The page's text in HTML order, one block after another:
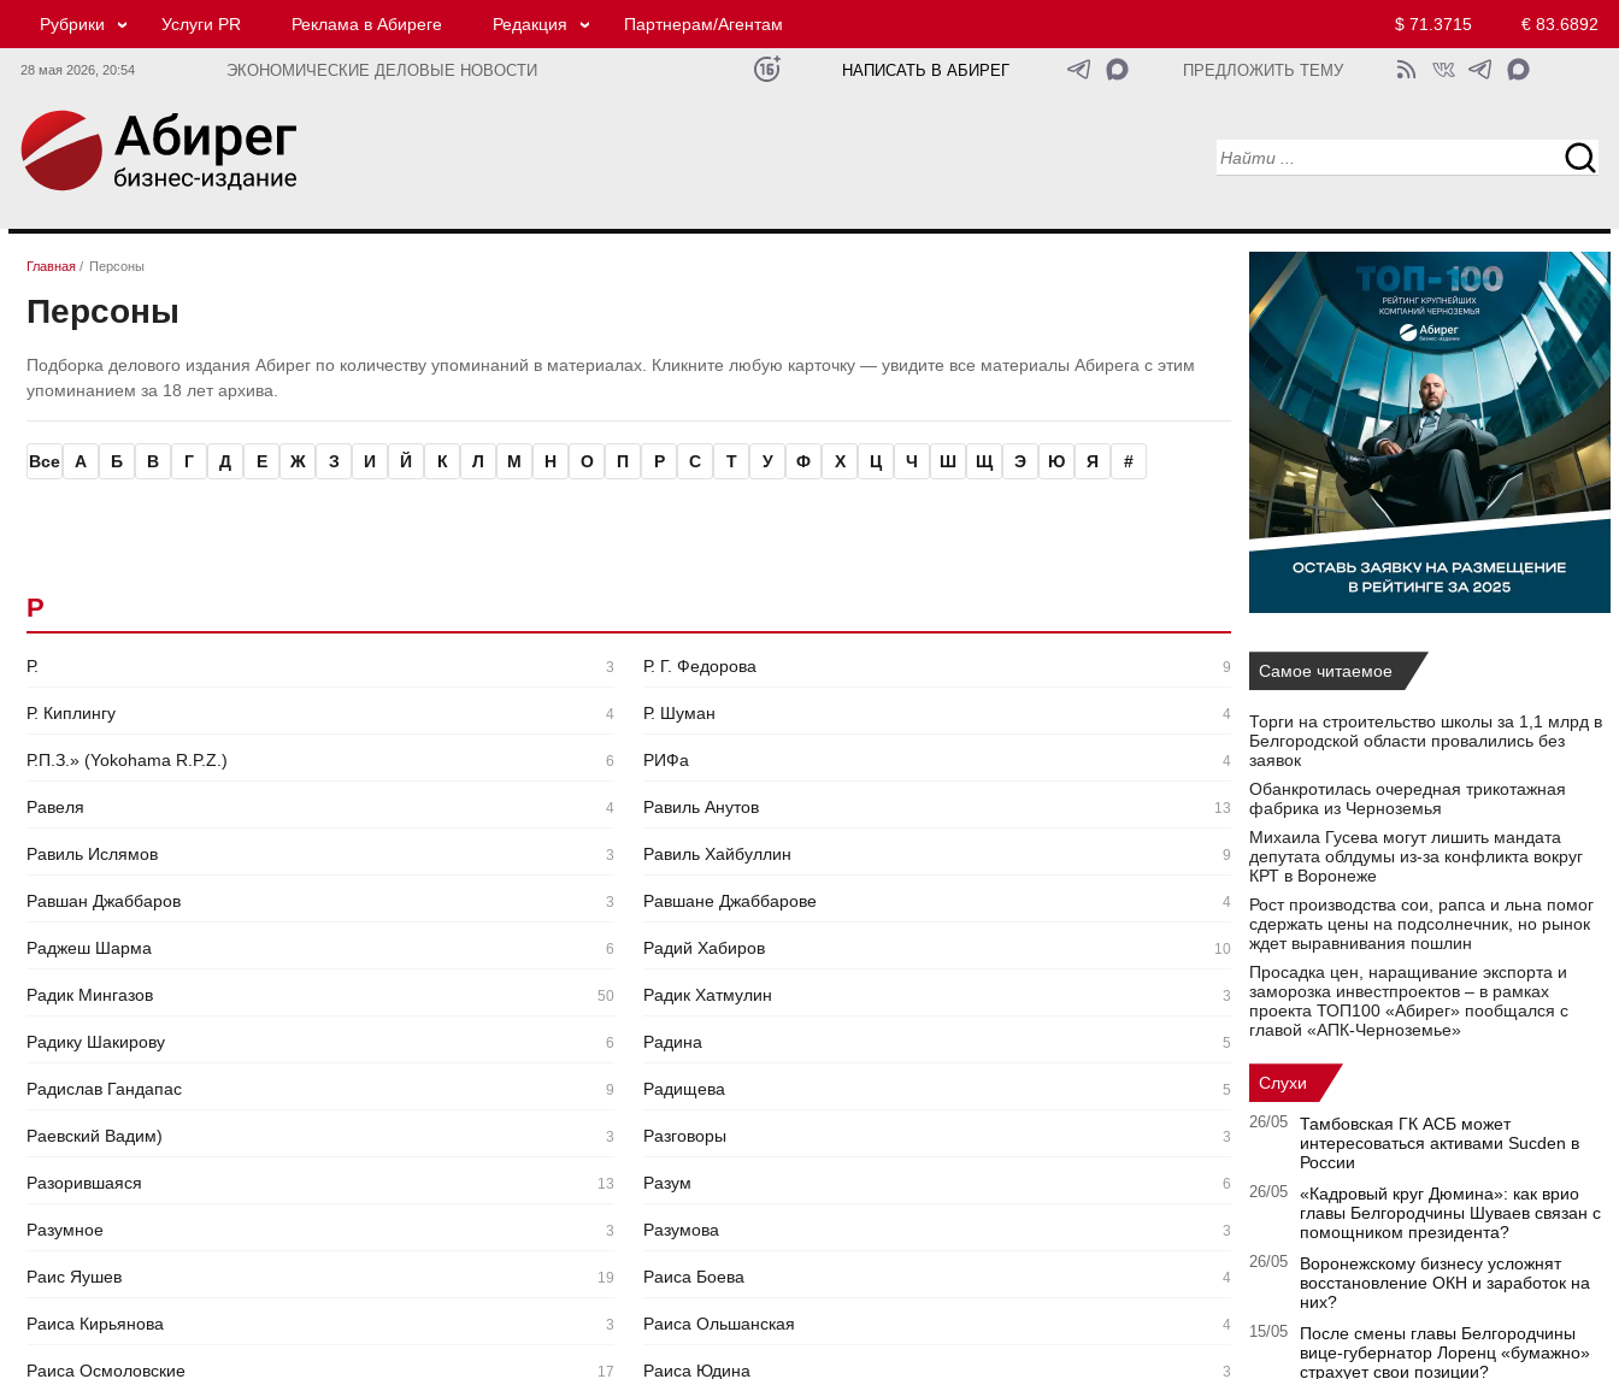
Рубрики Услуги PR Реклама в Абиреге Редакция Партнерам/Агентам $ 71.3715 € 83.6892
28 мая 2026, 20:54 ЭКОНОМИЧЕСКИЕ ДЕЛОВЫЕ НОВОСТИ НАПИСАТЬ В АБИРЕГ ПРЕДЛОЖИТЬ ТЕМУ
Главная / Персоны
Персоны
Подборка делового издания Абирег по количеству упоминаний в материалах. Кликните любую карточку — увидите все материалы Абирега с этим
упоминанием за 18 лет архива.
Все А Б В Г Д Е Ж З И Й К Л М Н О П Р С Т У Ф Х Ц Ч Ш Щ Э Ю Я #
Р
Р. 3 Р. Г. Федорова 9
Р. Киплингу 4 Р. Шуман 4
Р.П.З.» (Yokohama R.P.Z.) 6 РИФа 4
Равеля 4 Равиль Анутов 13
Равиль Ислямов 3 Равиль Хайбуллин 9
Равшан Джаббаров 3 Равшане Джаббарове 4
Раджеш Шарма 6 Радий Хабиров 10
Радик Мингазов 50 Радик Хатмулин 3
Радику Шакирову 6 Радина 5
Радислав Гандапас 9 Радищева 5
Раевский Вадим) 3 Разговоры 3
Разорившаяся 13 Разум 6
Разумное 3 Разумова 3
Раис Яушев 19 Раиса Боева 4
Раиса Кирьянова 3 Раиса Ольшанская 4
Раиса Осмоловские 17 Раиса Юдина 3
Самое читаемое
Торги на строительство школы за 1,1 млрд в
Белгородской области провалились без
заявок
Обанкротилась очередная трикотажная
фабрика из Черноземья
Михаила Гусева могут лишить мандата
депутата облдумы из‑за конфликта вокруг
КРТ в Воронеже
Рост производства сои, рапса и льна помог
сдержать цены на подсолнечник, но рынок
ждет выравнивания пошлин
Просадка цен, наращивание экспорта и
заморозка инвестпроектов – в рамках
проекта ТОП100 «Абирег» пообщался с
главой «АПК-Черноземье»
Слухи
26/05
Тамбовская ГК АСБ может
интересоваться активами Sucden в
России
26/05
«Кадровый круг Дюмина»: как врио
главы Белгородчины Шуваев связан с
помощником президента?
26/05
Воронежскому бизнесу усложнят
восстановление ОКН и заработок на
них?
15/05
После смены главы Белгородчины
вице-губернатор Лоренц «бумажно»
страхует свои позиции?